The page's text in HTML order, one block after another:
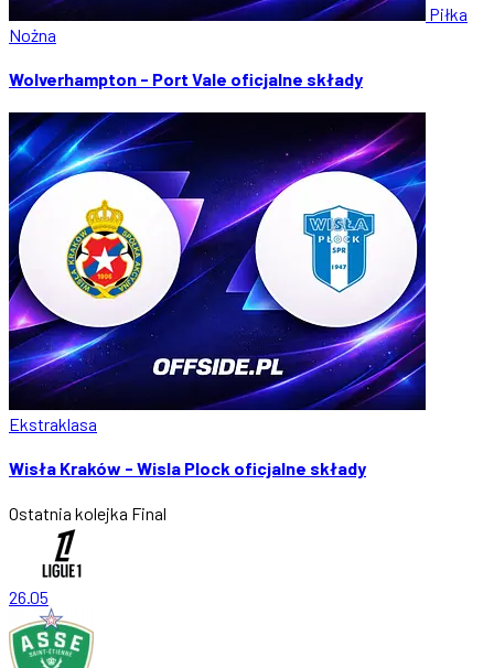
Piłka
Nożna
Wolverhampton - Port Vale oficjalne składy
Ekstraklasa
Wisła Kraków - Wisla Plock oficjalne składy
Ostatnia kolejka Final
26.05